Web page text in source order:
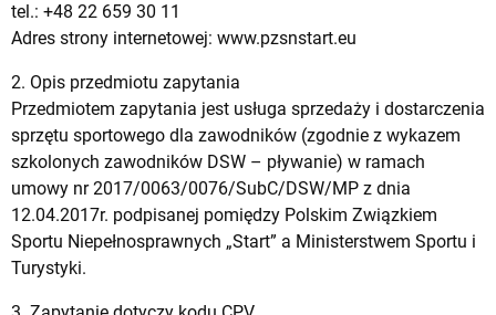
tel.: +48 22 659 30 11
Adres strony internetowej: www.pzsnstart.eu
2. Opis przedmiotu zapytania
Przedmiotem zapytania jest usługa sprzedaży i dostarczenia
sprzętu sportowego dla zawodników (zgodnie z wykazem
szkolonych zawodników DSW – pływanie) w ramach
umowy nr 2017/0063/0076/SubC/DSW/MP z dnia
12.04.2017r. podpisanej pomiędzy Polskim Związkiem
Sportu Niepełnosprawnych „Start” a Ministerstwem Sportu i
Turystyki.